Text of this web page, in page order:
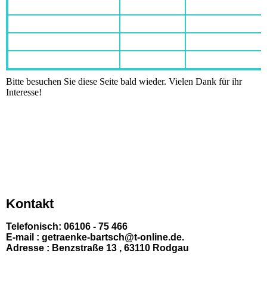
Bitte besuchen Sie diese Seite bald wieder. Vielen Dank für ihr
Interesse!
Kontakt
Telefonisch: 06106 - 75 466
E-mail : getraenke-bartsch@t-online.de.
Adresse : Benzstraße 13 , 63110 Rodgau